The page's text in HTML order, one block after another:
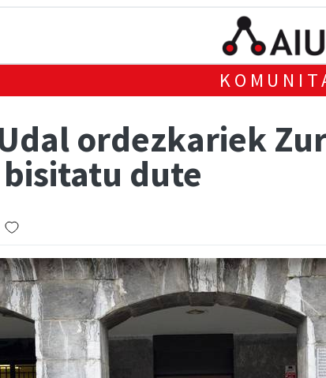
ordezkariek
dute